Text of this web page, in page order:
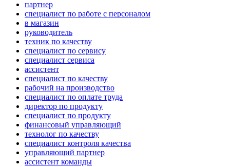
партнер
специалист по работе с персоналом
в магазин
руководитель
техник по качеству
специалист по сервису
специалист сервиса
ассистент
специалист по качеству
рабочий на производство
специалист по оплате труда
директор по продукту
специалист по продукту
финансовый управляющий
технолог по качеству
специалист контроля качества
управляющий партнер
ассистент команды